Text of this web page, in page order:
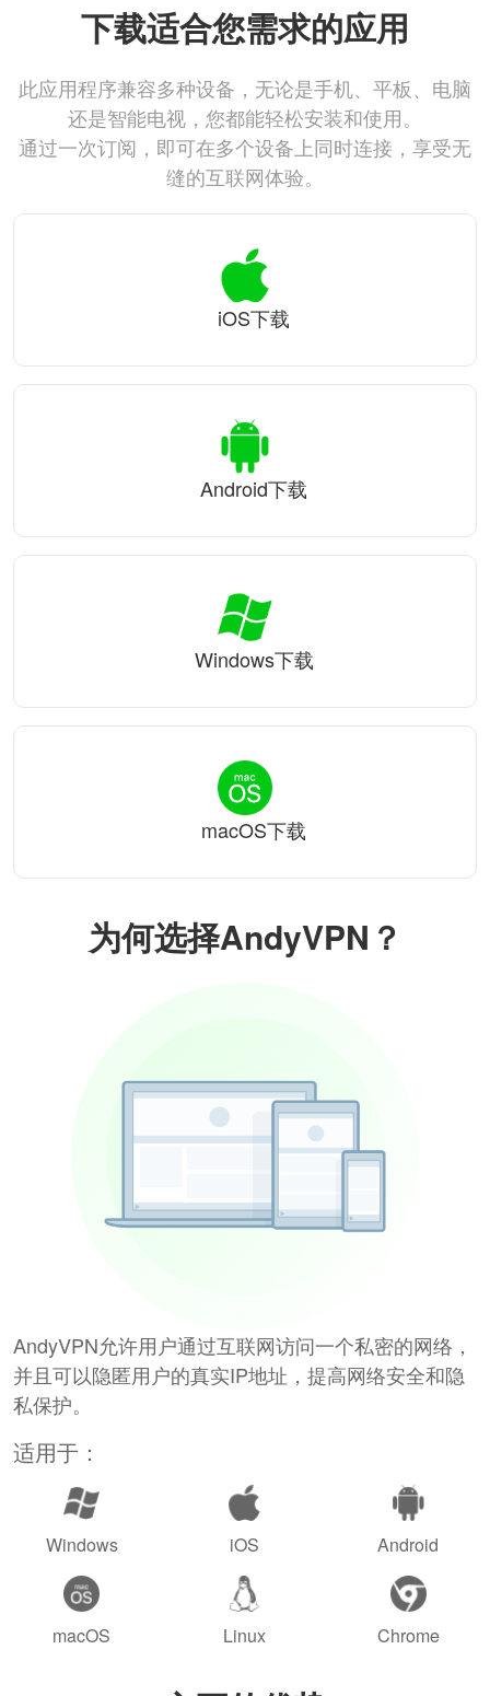
为何选择AndyVPN？
AndyVPN允许用户通过互联网访问一个私密的网络，
并且可以隐匿用户的真实IP地址，提高网络安全和隐
私保护。
适用于：
Windows iOS Android
macOS Linux Chrome
下载适合您需求的应用
此应用程序兼容多种设备，无论是手机、平板、电脑
还是智能电视，您都能轻松安装和使用。
通过一次订阅，即可在多个设备上同时连接，享受无
缝的互联网体验。
iOS下载
Android下载
Windows下载
macOS下载